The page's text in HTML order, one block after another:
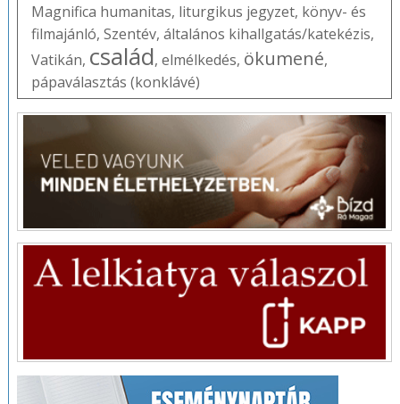
Magnifica humanitas, liturgikus jegyzet, könyv- és
filmajánló, Szentév, általános kihallgatás/katekézis,
Vatikán, család, elmélkedés, ökumené,
pápaválasztás (konklávé)